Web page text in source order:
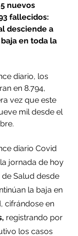
nuevos
fallecidos:
desciende a
en toda la
diario, los
en 8.794,
vez que este
mil desde el
diario Covid
jornada de hoy
Salud desde
la baja en
cifrándose en
registrando por
los casos